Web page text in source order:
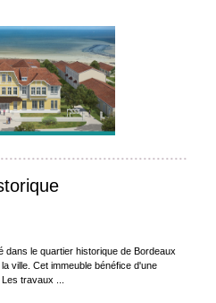
dans le quartier historique de Bordeaux
ville. Cet immeuble bénéfice d'une
travaux ...